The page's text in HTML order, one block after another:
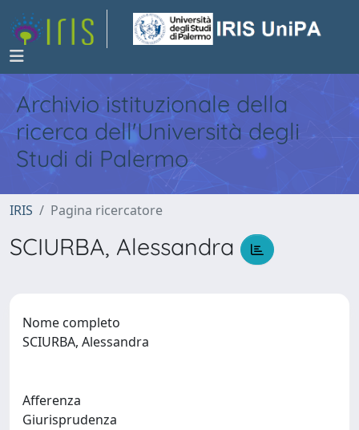
Archivio istituzionale della
ricerca dell'Università degli
Studi di Palermo
IRIS Pagina ricercatore
SCIURBA, Alessandra
Nome completo
SCIURBA, Alessandra
Afferenza
Giurisprudenza